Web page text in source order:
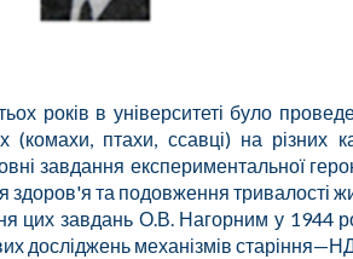
років в університеті було
(комахи, птахи, ссавці) на
завдання експериментальної
та подовження тривалості
цих завдань О.В. Нагорним у 1944
досліджень механізмів